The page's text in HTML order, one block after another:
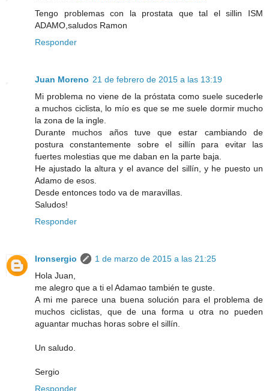
Tengo problemas con la prostata que tal el sillin ISM
ADAMO,saludos Ramon
Responder
Juan Moreno 21 de febrero de 2015 a las 13:19
Mi problema no viene de la próstata como suele sucederle
a muchos ciclista, lo mío es que se me suele dormir mucho
la zona de la ingle.
Durante muchos años tuve que estar cambiando de
postura constantemente sobre el sillín para evitar las
fuertes molestias que me daban en la parte baja.
He ajustado la altura y el avance del sillín, y he puesto un
Adamo de esos.
Desde entonces todo va de maravillas.
Saludos!
Responder
Ironsergio
1 de marzo de 2015 a las 21:25
Hola Juan,
me alegro que a ti el Adamao también te guste.
A mi me parece una buena solución para el problema de
muchos ciclistas, que de una forma u otra no pueden
aguantar muchas horas sobre el sillín.
Un saludo.
Sergio
Responder